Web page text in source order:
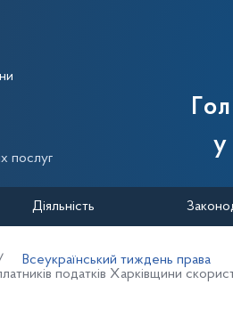
Державної
послуг
у
Діяльність
Всеукраїнський тиждень права
податків Харківщини